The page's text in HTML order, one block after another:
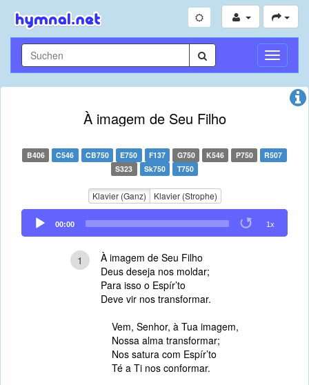
À imagem de Seu Filho
B406 C546 CB750 E750 F137 G750 K546 P750
R507
S323
Sk750 T750
Klavier (Ganz) Klavier (Strophe)
Audio
Player
00:00 1x
1
À imagem de Seu Filho
Deus deseja nos moldar;
Para isso o Espír’to
Deve vir nos transformar.
Vem, Senhor, à Tua imagem,
Nossa alma transformar;
Nos satura com Espír’to
Té a Ti nos conformar.